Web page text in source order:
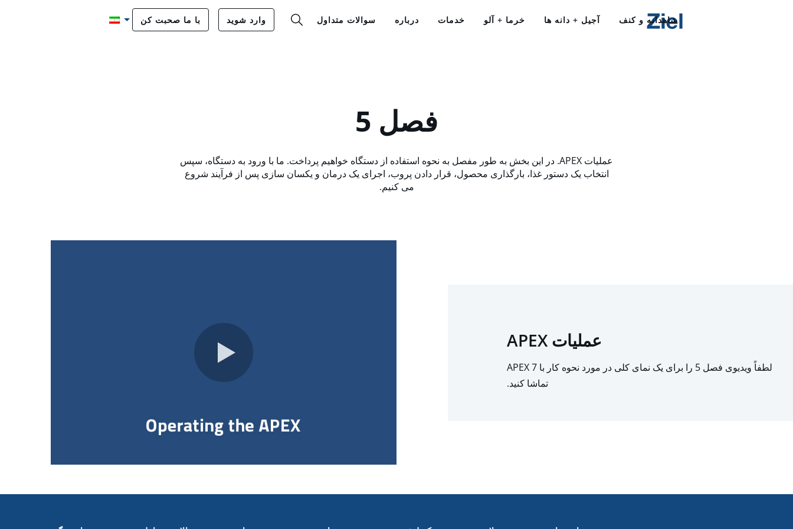
شاهدانه و کنف آجیل + دانه ها خرما + آلو خدمات درباره سوالات متداول وارد شوید با ما صحبت کن
فصل 5
عملیات APEX. در این بخش به طور مفصل به نحوه استفاده از دستگاه خواهیم پرداخت. ما با ورود به دستگاه، سپس
انتخاب یک دستور غذا، بارگذاری محصول، قرار دادن پروب، اجرای یک درمان و یکسان سازی پس از فرآیند شروع
می کنیم.
عملیات APEX
لطفاً ویدیوی فصل 5 را برای یک نمای کلی در مورد نحوه کار با APEX 7
تماشا کنید.